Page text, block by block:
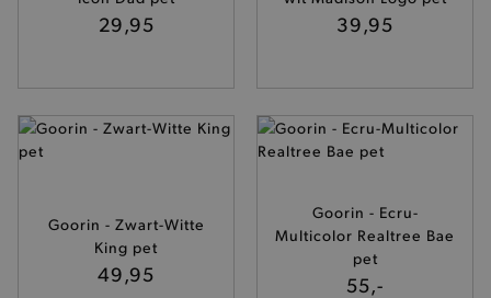
29,95 39,95
Goorin - Zwart-Witte
King pet
49,95
Goorin - Ecru-
Multicolor Realtree Bae
pet
55,-